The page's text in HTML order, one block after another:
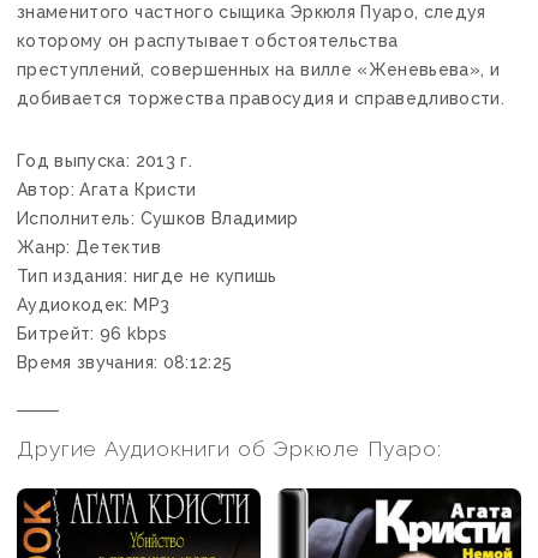
знаменитого частного сыщика Эркюля Пуаро, следуя
которому он распутывает обстоятельства
преступлений, совершенных на вилле «Женевьева», и
добивается торжества правосудия и справедливости.
Год выпуска: 2013 г.
Автор: Агата Кристи
Исполнитель: Сушков Владимир
Жанр: Детектив
Тип издания: нигде не купишь
Аудиокодек: MP3
Битрейт: 96 kbps
Время звучания: 08:12:25
Другие Аудиокниги об Эркюле Пуаро: